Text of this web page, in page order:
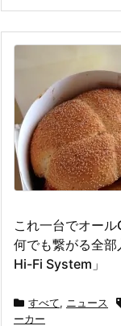
これ一台でオー
何でも繋がる全
Hi-Fi System」
すべて, ニュース
ーカー